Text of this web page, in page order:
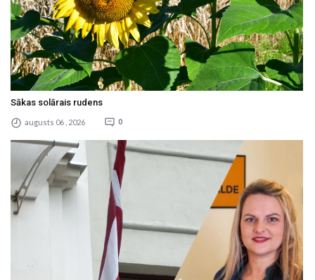
Sākas solārais rudens
augusts 06 , 2026 0